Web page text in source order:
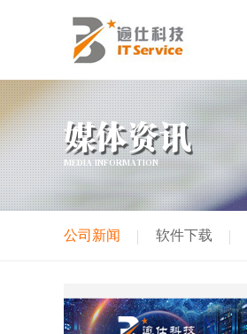
媒体资讯
MEDIA INFORMATION
公司新闻 软件下载